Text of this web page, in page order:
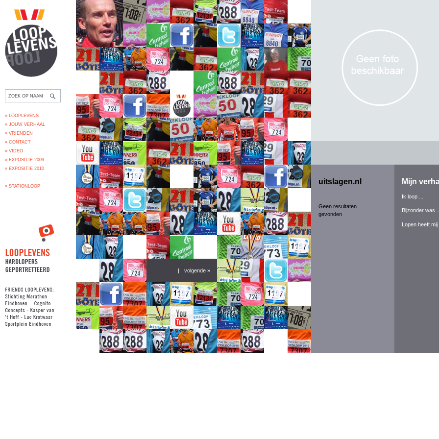
uitslagen.nl
Geen resultaten
gevonden
Mijn
Ik loop ...
Bijzonder was ...
Lopen heeft mij
» LOOPLEVENS
» JOUW VERHAAL
» VRIENDEN
» CONTACT
» VIDEO
» EXPOSITIE 2009
» EXPOSITIE 2010
» STATIONLOOP
| volgende »